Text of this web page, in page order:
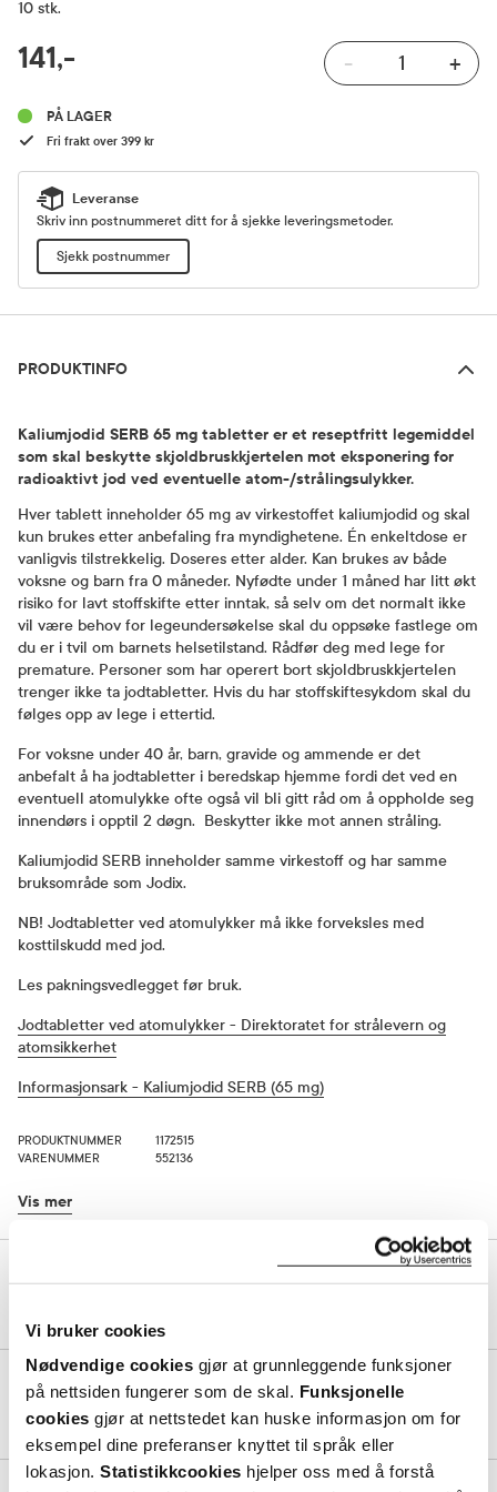
Vi bruker cookies
Nødvendige cookies gjør at grunnleggende funksjoner
på nettsiden fungerer som de skal. Funksjonelle
cookies gjør at nettstedet kan huske informasjon om for
eksempel dine preferanser knyttet til språk eller
lokasjon. Statistikkcookies hjelper oss med å forstå
10 stk.
RABATTPROSENT
141,- - +
PÅ LAGER
Fri frakt over 399 kr
Leveranse
Skriv inn postnummeret ditt for å sjekke leveringsmetoder.
Sjekk postnummer
PRODUKTINFO
Kaliumjodid SERB 65 mg tabletter er et reseptfritt legemiddel
som skal beskytte skjoldbruskkjertelen mot eksponering for
radioaktivt jod ved eventuelle atom-/strålingsulykker.
Hver tablett inneholder 65 mg av virkestoffet kaliumjodid og skal
kun brukes etter anbefaling fra myndighetene. Én enkeltdose er
vanligvis tilstrekkelig. Doseres etter alder. Kan brukes av både
voksne og barn fra 0 måneder. Nyfødte under 1 måned har litt økt
risiko for lavt stoffskifte etter inntak, så selv om det normalt ikke
vil være behov for legeundersøkelse skal du oppsøke fastlege om
du er i tvil om barnets helsetilstand. Rådfør deg med lege for
premature. Personer som har operert bort skjoldbruskkjertelen
trenger ikke ta jodtabletter. Hvis du har stoffskiftesykdom skal du
følges opp av lege i ettertid.
For voksne under 40 år, barn, gravide og ammende er det
anbefalt å ha jodtabletter i beredskap hjemme fordi det ved en
eventuell atomulykke ofte også vil bli gitt råd om å oppholde seg
innendørs i opptil 2 døgn. Beskytter ikke mot annen stråling.
Kaliumjodid SERB inneholder samme virkestoff og har samme
bruksområde som Jodix.
NB! Jodtabletter ved atomulykker må ikke forveksles med
kosttilskudd med jod.
Les pakningsvedlegget før bruk.
Jodtabletter ved atomulykker - Direktoratet for strålevern og
atomsikkerhet
Informasjonsark - Kaliumjodid SERB (65 mg)
PRODUKTNUMMER
1172515
VARENUMMER
552136
Vis mer
Dosering og bruksområde
Skal kun tas etter råd fra myndighetene, som enkeltdose. Alle
over 12 år, gravide og ammende: 2 tabletter (130 mg). Barn 3-12
år: 1 tablett (65 mg). Spedbarn 1 måned-3 år: 1/2 tablett (32,5 mg).
Nyfødte under 1 måned: 1/4 tablett (16,25 mg). Optimalt tidsrom
Ingredienser
INGREDIENSER
Bilde av tablett